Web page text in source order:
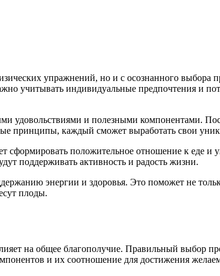
упражнений, но и с осознанного выбора
учитывать индивидуальные предпочтения и
удовольствиями и полезными компонентами.
принципы, каждый сможет выработать свои
сформировать положительное отношение к еде
поддерживать активность и радость жизни.
энергии и здоровья. Это поможет не
плоды.
на общее благополучие. Правильный выбор
и их соотношение для достижения